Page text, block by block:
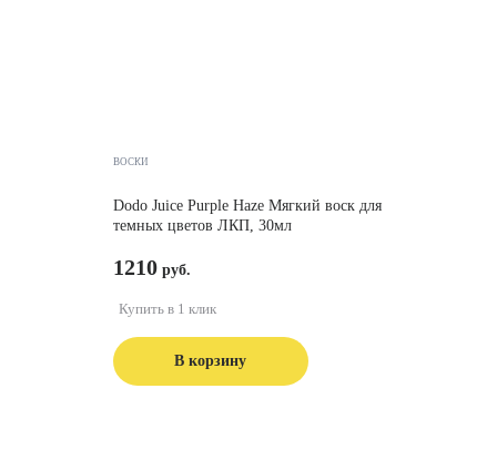
ВОСКИ
Dodo Juice Purple Haze Мягкий воск для
темных цветов ЛКП, 30мл
1210
В корзину
Купить в 1 клик